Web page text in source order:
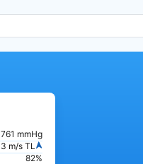
761 mmHg
3 m/s TL
82%